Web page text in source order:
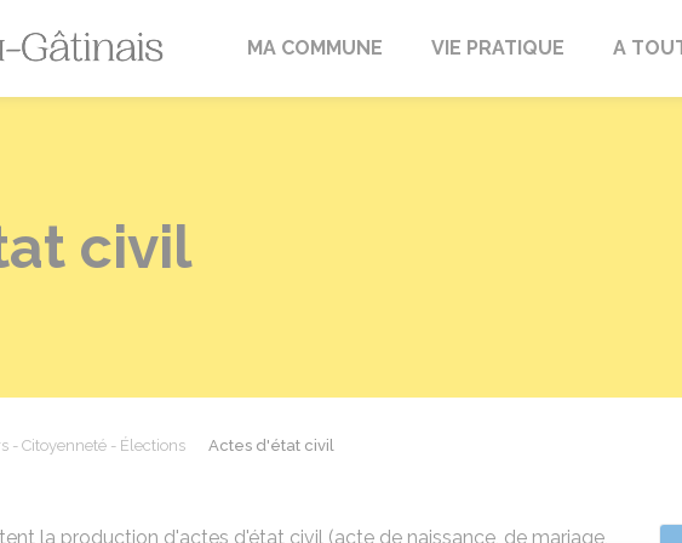
Fréville-du-Gâtinais
MA COMMUNE VIE PRATIQUE A
civil
- Citoyenneté - Élections Actes d'état civil
la production d'actes d'état civil (acte de naissance, de mariage,